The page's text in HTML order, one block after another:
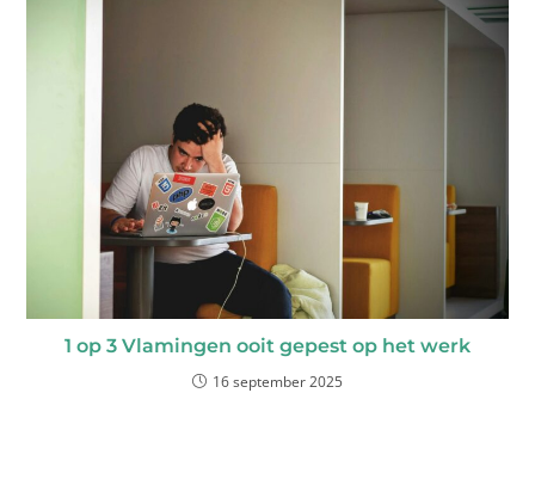
1 op 3 Vlamingen ooit gepest op het werk
16 september 2025